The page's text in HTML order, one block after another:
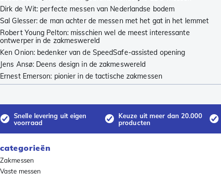
Dirk de Wit: perfecte messen van Nederlandse bodem
Sal Glesser: de man achter de messen met het gat in het lemmet
Robert Young Pelton: misschien wel de meest interessante
ontwerper in de zakmeswereld
Ken Onion: bedenker van de SpeedSafe-assisted opening
Jens Ansø: Deens design in de zakmeswereld
Ernest Emerson: pionier in de tactische zakmessen
Snelle levering uit eigen
voorraad
Keuze uit meer dan 20.000
producten
categorieën
Zakmessen
Vaste messen